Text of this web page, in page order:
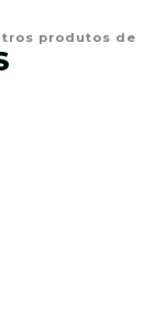
produtos de